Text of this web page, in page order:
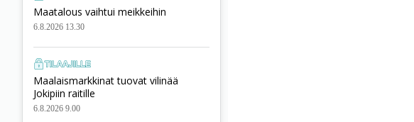
Maatalous vaihtui meikkeihin
6.8.2026 13.30
Maalaismarkkinat tuovat vilinää
Jokipiin raitille
6.8.2026 9.00